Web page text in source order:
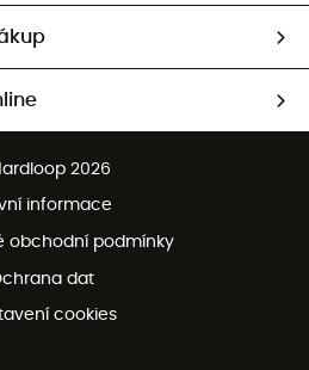
2026
informace
obchodní podmínky
dat
cookies